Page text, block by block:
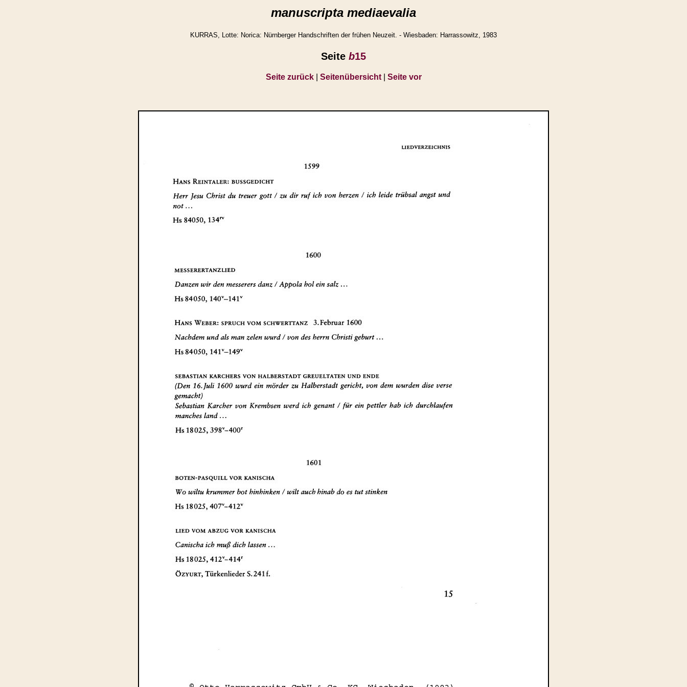
manuscripta mediaevalia
KURRAS, Lotte: Norica: Nürnberger Handschriften der frühen Neuzeit. - Wiesbaden: Harrassowitz, 1983
Seite b15
Seite zurück| Seitenübersicht| Seite vor